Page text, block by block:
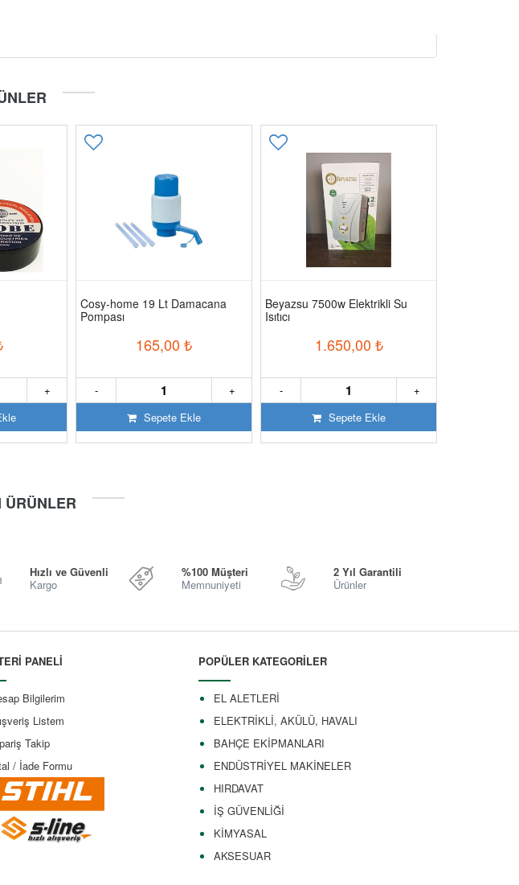
+
Cosy-home 19 Lt Damacana
Pompası
165,00 ₺
+
-
Sepete Ekle
Beyazsu 7500w Elektrikli Su
Isıtıcı
1.650,00 ₺
+
-
Sepete Ekle
ÜRÜNLER
Hızlı ve Güvenli
Kargo
%100 Müşteri
Memnuniyeti
2 Yıl Garantili
Ürünler
PANELİ
Bilgilerim
Listem
Takip
/ İade Formu
POPÜLER KATEGORİLER
EL ALETLERİ
ELEKTRİKLİ, AKÜLÜ, HAVALI
BAHÇE EKİPMANLARI
ENDÜSTRİYEL MAKİNELER
HIRDAVAT
İŞ GÜVENLİĞİ
KİMYASAL
AKSESUAR